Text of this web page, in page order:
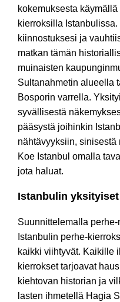
kokemuksesta
kierroksilla
kiinnostuksesi ja
matkan tämän
muinaisten
Sultanahmetin alueella
Bosporin varrella.
syvällisestä
pääsystä joihinkin
nähtävyyksiin,
Koe Istanbul omalla
jota haluat.
Istanbulin
Suunnittelemalla
Istanbulin perhe-
kaikki viihtyvät. Kaikille
kierrokset tarjoavat
kiehtovan historian ja
lasten ihmetellä Hagia